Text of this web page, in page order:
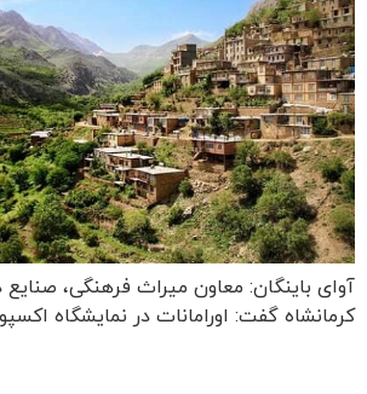
آوای باینگان: معاون میراث فرهنگی،
کرمانشاه گفت: اورامانات در نمایشگاه